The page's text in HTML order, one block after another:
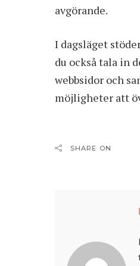
avgörande.
I dagsläget
du också tala in
webbsidor och
möjligheter att
SHARE ON